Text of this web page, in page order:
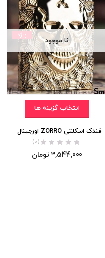
ویژه
نا موجود
انتخاب گزینه ها
فندک اسکلتی ZORRO اورجینال
(0)
3,544,000 تومان